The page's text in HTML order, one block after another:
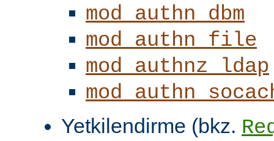
mod_authn_dbm
mod_authn_file
mod_authnz_ldap
Yetkilendirme (bkz.